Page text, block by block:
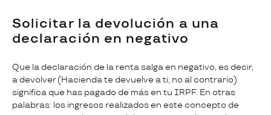
Solicitar la devolución a una
declaración en negativo
Que la declaración de la renta salga en negativo, es decir,
a devolver (Hacienda te devuelve a ti, no al contrario)
significa que has pagado de más en tu IRPF. En otras
palabras: los ingresos realizados en este concepto de